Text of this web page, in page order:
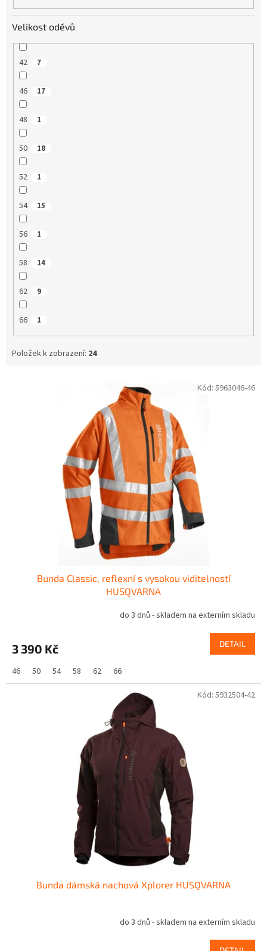
Velikost oděvů
42 7
46 17
48 1
50 18
52 1
54 15
56 1
58 14
62 9
66 1
Položek k zobrazení: 24
Bunda Classic, reflexní s vysokou viditelností
HUSQVARNA
do 3 dnů - skladem na externím skladu
3 390 Kč DETAIL
46 50 54 58 62 66
Kód: 5963046-46
Bunda dámská nachová Xplorer HUSQVARNA
do 3 dnů - skladem na externím skladu
Kód: 5932504-42